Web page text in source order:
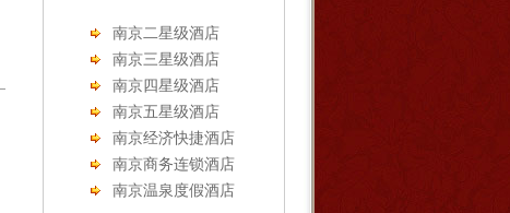
南京二星级酒店
南京三星级酒店
南京四星级酒店
南京五星级酒店
南京经济快捷酒店
南京商务连锁酒店
南京温泉度假酒店